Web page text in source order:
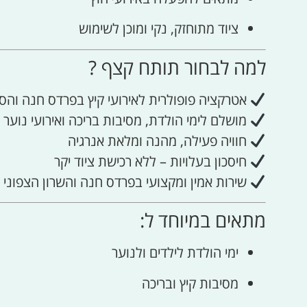
ציוד מתוחזק, נקי ומוכן לשימוש
למה לבחור תותח קצף ?
אטרקציה פופולרית לאירועי קיץ בפרדס חנה
מושלם לימי הולדת, מסיבות בריכה ואירועי נוער
חוויה פעילה, מהנה ומלאת אנרגיה
חיסכון בעלויות – ללא רכישת ציוד יקר
שירות אמין ומקצועי בפרדס חנה והשרון הצפוני
מתאים במיוחד ל:
ימי הולדת לילדים ולנוער
מסיבות קיץ ובריכה